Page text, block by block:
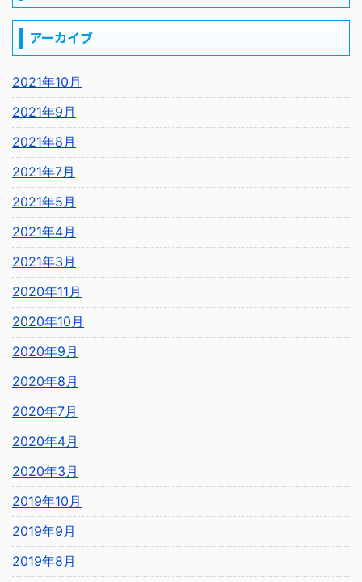
アーカイブ
2021年10月
2021年9月
2021年8月
2021年7月
2021年5月
2021年4月
2021年3月
2020年11月
2020年10月
2020年9月
2020年8月
2020年7月
2020年4月
2020年3月
2019年10月
2019年9月
2019年8月